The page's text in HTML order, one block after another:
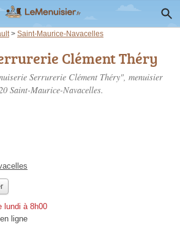
> Saint-Maurice-Navacelles
Clément Théry
Serrurerie Clément Théry", menuisier
Saint-Maurice-Navacelles.
lundi à 8h00
ligne